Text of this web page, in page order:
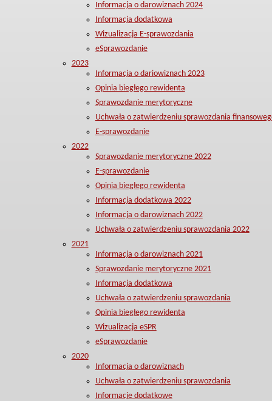
Informacja o darowiznach 2024
Informacja dodatkowa
Wizualizacja E-sprawozdania
eSprawozdanie
2023
Informacja o dariowiznach 2023
Opinia biegłego rewidenta
Sprawozdanie merytoryczne
Uchwała o zatwierdzeniu sprawozdania
E-sprawozdanie
2022
Sprawozdanie merytoryczne 2022
E-sprawozdanie
Opinia biegłego rewidenta
Informacja dodatkowa 2022
Informacja o darowiznach 2022
Uchwała o zatwierdzeniu sprawozdania 2022
2021
Informacja o darowiznach 2021
Sprawozdanie merytoryczne 2021
Informacja dodatkowa
Uchwała o zatwierdzeniu sprawozdania
Opinia biegłego rewidenta
Wizualizacja eSPR
eSprawozdanie
2020
Informacja o darowiznach
Uchwała o zatwierdzeniu sprawozdania
Informacje dodatkowe